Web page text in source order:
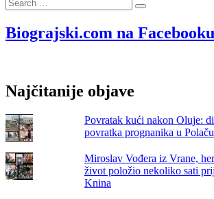
Biogradu
na
…
Biograjski.com na
Najčitanije objave
Povratak kući nakon Oluje:
povratka prognanika u
Miroslav Vođera iz Vrane,
život položio nekoliko sati
Knina